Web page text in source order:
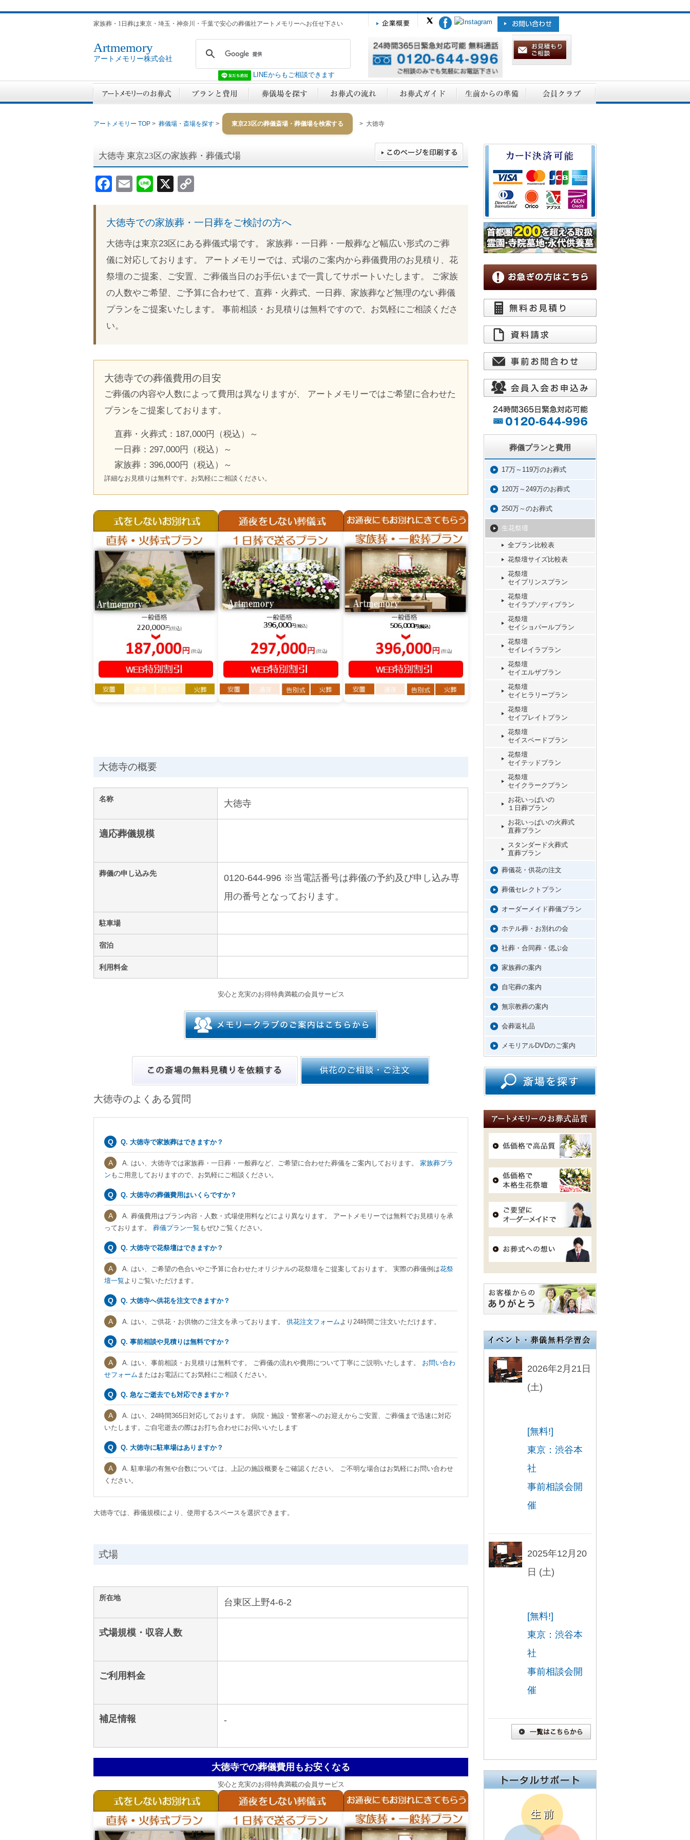
家族葬・1日葬は東京・埼玉・神奈川・千葉で安心の葬儀社アートメモリーへお任せ下さい
Artmemory
アートメモリー株式会社
LINEからもご相談できます
アートメモリー TOP > 葬儀場・斎場を探す > 東京23区の葬儀斎場・葬儀場を検索する > 大徳寺
大徳寺 東京23区の家族葬・葬儀式場
Facebook
EmailLine
X
大徳寺での家族葬・一日葬をご検討の方へ
大徳寺は東京23区にある葬儀式場です。 家族葬・一日葬・一般葬など幅広い形式のご葬
儀に対応しております。 アートメモリーでは、式場のご案内から葬儀費用のお見積り、花
祭壇のご提案、ご安置、ご葬儀当日のお手伝いまで一貫してサポートいたします。 ご家族
の人数やご希望、ご予算に合わせて、直葬・火葬式、一日葬、家族葬など無理のない葬儀
プランをご提案いたします。 事前相談・お見積りは無料ですので、お気軽にご相談くださ
い。
大徳寺での葬儀費用の目安
ご葬儀の内容や人数によって費用は異なりますが、 アートメモリーではご希望に合わせた
プランをご提案しております。
直葬・火葬式：187,000円（税込）～
一日葬：297,000円（税込）～
家族葬：396,000円（税込）～
詳細なお見積りは無料です。お気軽にご相談ください。
大徳寺の概要
名称 大徳寺
適応葬儀規模
葬儀の申し込み先
0120-644-996 ※当電話番号は葬儀の予約及び申し込み専
用の番号となっております。
駐車場
宿泊
利用料金
安心と充実のお得特典満載の会員サービス
大徳寺のよくある質問
Q. 大徳寺で家族葬はできますか？
A. はい、大徳寺では家族葬・一日葬・一般葬など、ご希望に合わせた葬儀をご案内しております。 家族葬プラ
ン もご用意しておりますので、お気軽にご相談ください。
Q. 大徳寺の葬儀費用はいくらですか？
A. 葬儀費用はプラン内容・人数・式場使用料などにより異なります。 アートメモリーでは無料でお見積りを承
っております。 葬儀プラン一覧 もぜひご覧ください。
Q. 大徳寺で花祭壇はできますか？
A. はい、ご希望の色合いやご予算に合わせたオリジナルの花祭壇をご提案しております。 実際の葬儀例は花祭
壇一覧よりご覧いただけます。
Q. 大徳寺へ供花を注文できますか？
A. はい、ご供花・お供物のご注文を承っております。 供花注文フォームより24時間ご注文いただけます。
Q. 事前相談や見積りは無料ですか？
A. はい、事前相談・お見積りは無料です。 ご葬儀の流れや費用について丁寧にご説明いたします。 お問い合わ
せフォーム またはお電話にてお気軽にご相談ください。
Q. 急なご逝去でも対応できますか？
A. はい、24時間365日対応しております。 病院・施設・警察署へのお迎えからご安置、ご葬儀まで迅速に対応
いたします。ご自宅逝去の際はお打ち合わせにお伺いいたします
Q. 大徳寺に駐車場はありますか？
A. 駐車場の有無や台数については、上記の施設概要をご確認ください。 ご不明な場合はお気軽にお問い合わせ
ください。
大徳寺では、葬儀規模により、使用するスペースを選択できます。
式場
所在地 台東区上野4-6-2
式場規模・収容人数
ご利用料金
補足情報 -
大徳寺での葬儀費用もお安くなる
安心と充実のお得特典満載の会員サービス
葬儀プランと費用
17万～119万のお葬式
120万～249万のお葬式
250万～のお葬式
生花祭壇
全プラン比較表
花祭壇サイズ比較表
花祭壇
セイプリンスプラン
花祭壇
セイラプソディプラン
花祭壇
セイショパールプラン
花祭壇
セイレイラプラン
花祭壇
セイエルザプラン
花祭壇
セイヒラリープラン
花祭壇
セイプレイトプラン
花祭壇
セイスペードプラン
花祭壇
セイテッドプラン
花祭壇
セイクラークプラン
お花いっぱいの
１日葬プラン
お花いっぱいの火葬式
直葬プラン
スタンダード火葬式
直葬プラン
葬儀花・供花の注文
葬儀セレクトプラン
オーダーメイド葬儀プラン
ホテル葬・お別れの会
社葬・合同葬・偲ぶ会
家族葬の案内
自宅葬の案内
無宗教葬の案内
会葬返礼品
メモリアルDVDのご案内
2026年2月21日
(土)
[無料!]
東京：渋谷本
社
事前相談会開
催
2025年12月20
日 (土)
[無料!]
東京：渋谷本
社
事前相談会開
催